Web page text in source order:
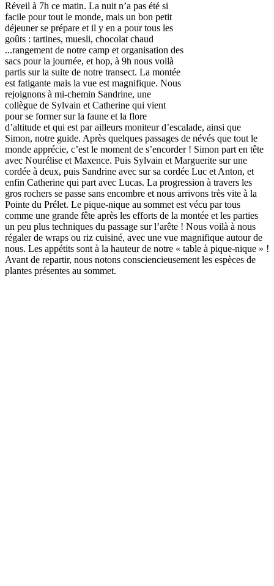
Réveil à 7h ce matin. La nuit n’a pas été si
facile pour tout le monde, mais un bon petit
déjeuner se prépare et il y en a pour tous les
goûts : tartines, muesli, chocolat chaud
...rangement de notre camp et organisation des
sacs pour la journée, et hop, à 9h nous voilà
partis sur la suite de notre transect. La montée
est fatigante mais la vue est magnifique. Nous
rejoignons à mi-chemin Sandrine, une
collègue de Sylvain et Catherine qui vient
pour se former sur la faune et la flore
d’altitude et qui est par ailleurs moniteur d’escalade, ainsi que
Simon, notre guide. Après quelques passages de névés que tout le
monde apprécie, c’est le moment de s’encorder ! Simon part en tête
avec Nourélise et Maxence. Puis Sylvain et Marguerite sur une
cordée à deux, puis Sandrine avec sur sa cordée Luc et Anton, et
enfin Catherine qui part avec Lucas. La progression à travers les
gros rochers se passe sans encombre et nous arrivons très vite à la
Pointe du Prélet. Le pique-nique au sommet est vécu par tous
comme une grande fête après les efforts de la montée et les parties
un peu plus techniques du passage sur l’arête ! Nous voilà à nous
régaler de wraps ou riz cuisiné, avec une vue magnifique autour de
nous. Les appétits sont à la hauteur de notre « table à pique-nique » !
Avant de repartir, nous notons consciencieusement les espèces de
plantes présentes au sommet.